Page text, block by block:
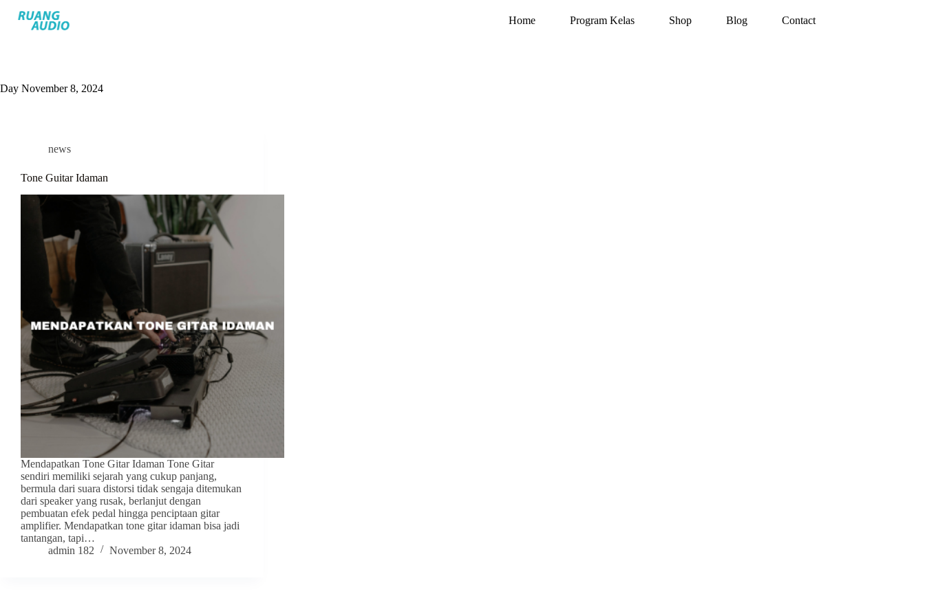
Home Program Kelas Shop Blog Contact
Day November 8, 2024
news
Tone Guitar Idaman
Mendapatkan Tone Gitar Idaman Tone Gitar
sendiri memiliki sejarah yang cukup panjang,
bermula dari suara distorsi tidak sengaja ditemukan
dari speaker yang rusak, berlanjut dengan
pembuatan efek pedal hingga penciptaan gitar
amplifier. Mendapatkan tone gitar idaman bisa jadi
tantangan, tapi…
admin 182
November 8, 2024